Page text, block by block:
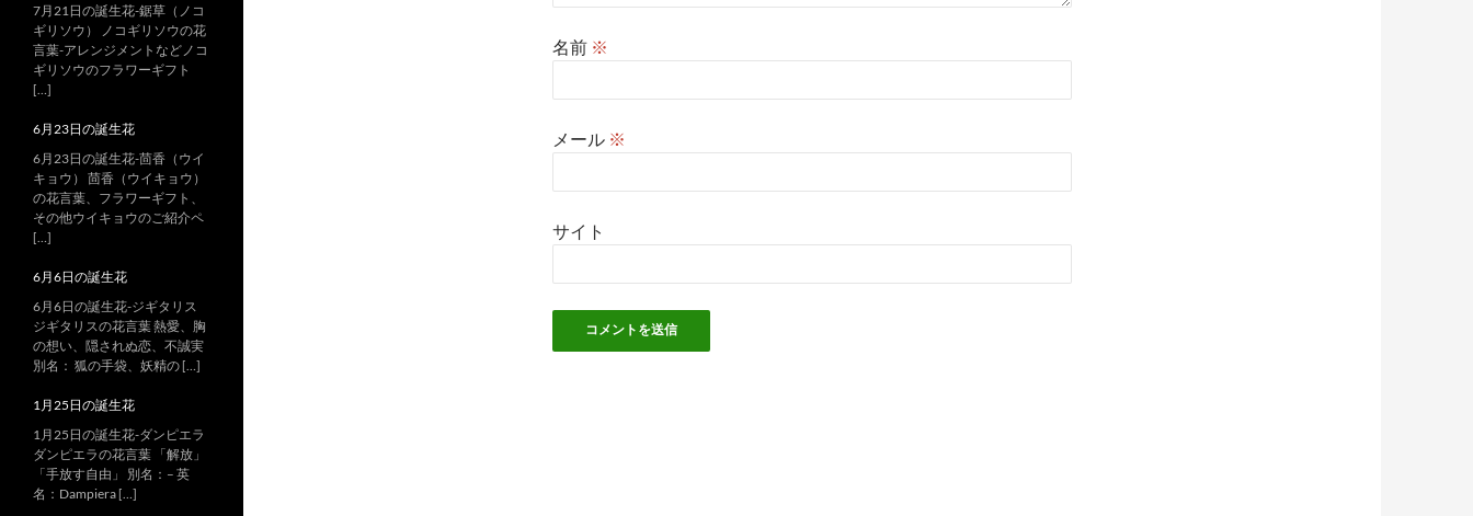
名前 ※
メール ※
サイト
7月21日の誕生花-鋸草（ノコ
ギリソウ） ノコギリソウの花
言葉-アレンジメントなどノコ
ギリソウのフラワーギフト
[…]
6月23日の誕生花
6月23日の誕生花-茴香（ウイ
キョウ） 茴香（ウイキョウ）
の花言葉、フラワーギフト、
その他ウイキョウのご紹介ペ
[…]
6月6日の誕生花
6月6日の誕生花-ジギタリス
ジギタリスの花言葉 熱愛、胸
の想い、隠されぬ恋、不誠実
別名： 狐の手袋、妖精の […]
1月25日の誕生花
1月25日の誕生花-ダンピエラ
ダンピエラの花言葉 「解放」
「手放す自由」 別名：– 英
名：Dampiera […]